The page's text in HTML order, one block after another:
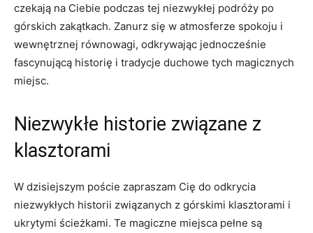
czekają na‍ Ciebie podczas tej⁣ niezwykłej⁤ podróży ⁢po
górskich zakątkach. Zanurz się w atmosferze spokoju i
wewnętrznej równowagi, odkrywając jednocześnie
fascynującą ⁢historię i tradycje duchowe tych magicznych
miejsc.
Niezwykłe historie związane z
klasztorami
W dzisiejszym poście⁣ zapraszam Cię do odkrycia
niezwykłych historii związanych ‍z górskimi klasztorami i
ukrytymi ścieżkami. Te magiczne miejsca pełne są